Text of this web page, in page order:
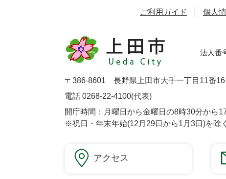
ご利用ガイド 個人
法人番
〒386-8601 長野県上田市大手一丁目11番
電話 0268-22-4100(代表)
開庁時間：月曜日から金曜日の8時30分から
※祝日・年末年始(12月29日から1月3日)を除く
アクセス